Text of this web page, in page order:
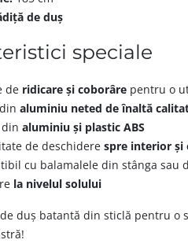
de duș
speciale
de ridicare și coborâre pentru o
aluminiu neted de înaltă
dinaluminiu și plastic ABS
de deschiderespre interior și
cu balamalele din stânga sau
la nivelul solului
duș batantă din sticlă pentru o